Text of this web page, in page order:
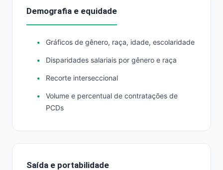
Demografia e equidade
Gráficos de gênero, raça, idade, escolaridade
Disparidades salariais por gênero e raça
Recorte interseccional
Volume e percentual de contratações de
PCDs
Saída e portabilidade